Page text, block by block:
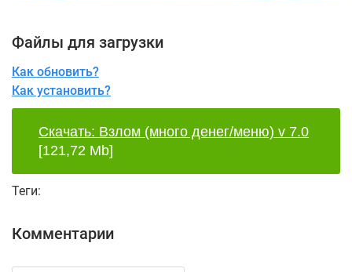
Файлы для загрузки
Как обновить?
Как установить?
Скачать: Взлом (много денег/меню) v 7.0
[121,72 Mb]
Теги:
Комментарии